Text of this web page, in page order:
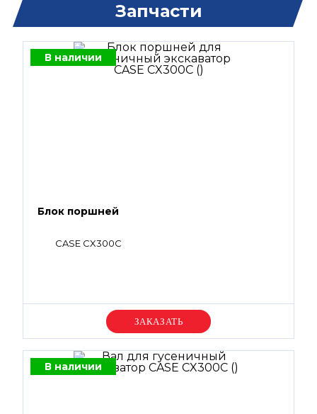
Запчасти
В наличии
Блок поршней
CASE CX300C
Уточняйте цену
В наличии